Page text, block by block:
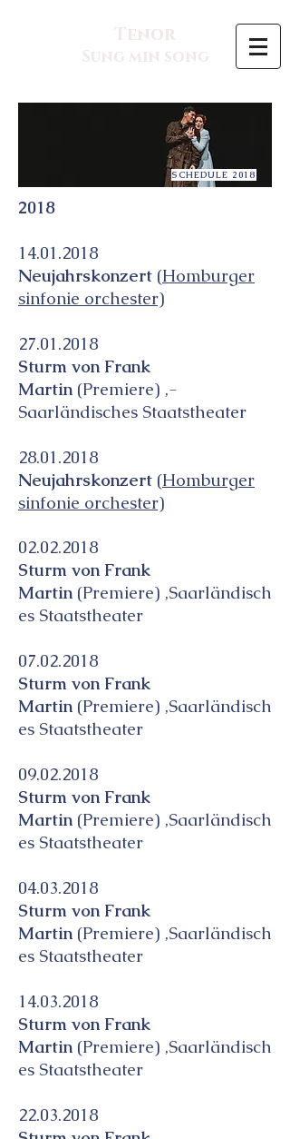
Tenor
Sung min song
SCHEDULE 2018
SCHEDULE 2018
2018
14.01.2018
Neujahrskonzert (Homburger
sinfonie orchester)
27.01.2018
Sturm von Frank
Martin (Premiere) ,-
Saarländisches Staatstheater
28.01.2018
Neujahrskonzert (Homburger
sinfonie orchester)
02.02.2018
Sturm von Frank
Martin (Premiere) ,Saarländisch
es Staatstheater
07.02.2018
Sturm von Frank
Martin (Premiere) ,Saarländisch
es Staatstheater
09.02.2018
Sturm von Frank
Martin (Premiere) ,Saarländisch
es Staatstheater
04.03.2018
Sturm von Frank
Martin (Premiere) ,Saarländisch
es Staatstheater
14.03.2018
Sturm von Frank
Martin (Premiere) ,Saarländisch
es Staatstheater
22.03.2018